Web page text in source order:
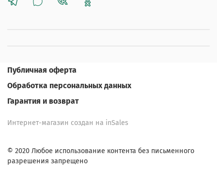
Публичная оферта
Обработка персональных данных
Гарантия и возврат
Интернет-магазин создан на inSales
© 2020 Любое использование контента без письменного
разрешения запрещено